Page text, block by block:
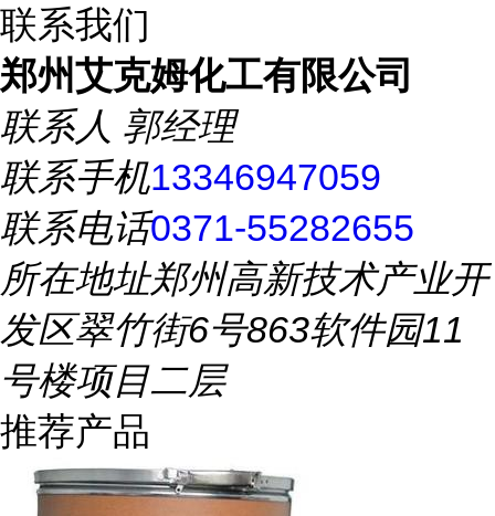
联系我们
郑州艾克姆化工有限公司
联系人 郭经理
联系手机13346947059
联系电话0371-55282655
所在地址郑州高新技术产业开
发区翠竹街6号863软件园11
号楼项目二层
推荐产品